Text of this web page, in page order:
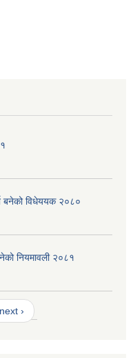
बनेको विधेययक २०८०
नियमावली २०८१
next ›